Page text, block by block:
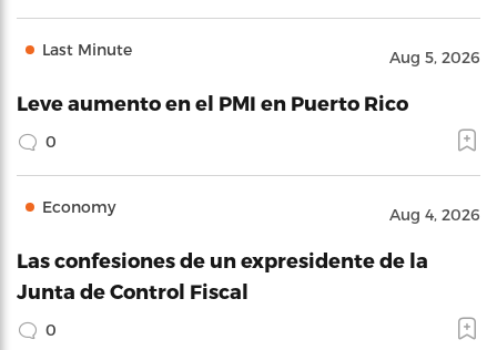
Last Minute Aug 5, 2026
Leve aumento en el PMI en Puerto Rico
0
Economy Aug 4, 2026
Las confesiones de un expresidente de la
Junta de Control Fiscal
0